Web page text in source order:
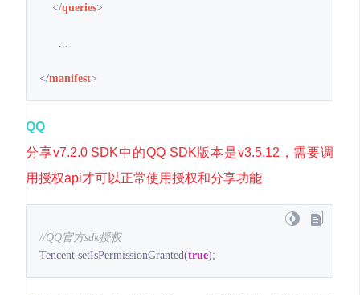
</queries>
</manifest>
QQ
分享v7.2.0 SDK中的QQ SDK版本是v3.5.12，需要调
用授权api才可以正常使用授权和分享功能
//QQ官方sdk授权
Tencent.setIsPermissionGranted(true);